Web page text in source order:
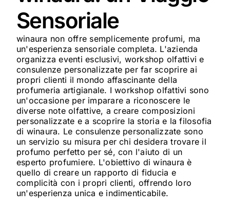
Sensoriale
winaura non offre semplicemente profumi, ma
un'esperienza sensoriale completa. L'azienda
organizza eventi esclusivi, workshop olfattivi e
consulenze personalizzate per far scoprire ai
propri clienti il mondo affascinante della
profumeria artigianale. I workshop olfattivi sono
un'occasione per imparare a riconoscere le
diverse note olfattive, a creare composizioni
personalizzate e a scoprire la storia e la filosofia
di winaura. Le consulenze personalizzate sono
un servizio su misura per chi desidera trovare il
profumo perfetto per sé, con l'aiuto di un
esperto profumiere. L'obiettivo di winaura è
quello di creare un rapporto di fiducia e
complicità con i propri clienti, offrendo loro
un'esperienza unica e indimenticabile.